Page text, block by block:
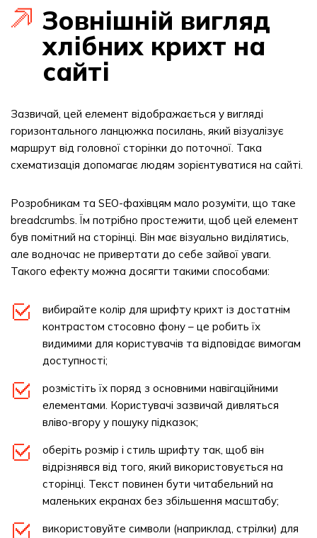
Зовнішній вигляд
хлібних крихт на
сайті
Зазвичай, цей елемент відображається у вигляді
горизонтального ланцюжка посилань, який візуалізує
маршрут від головної сторінки до поточної. Така
схематизація допомагає людям зорієнтуватися на сайті.
Розробникам та SEO-фахівцям мало розуміти, що таке
breadcrumbs. Їм потрібно простежити, щоб цей елемент
був помітний на сторінці. Він має візуально виділятись,
але водночас не привертати до себе зайвої уваги.
Такого ефекту можна досягти такими способами:
вибирайте колір для шрифту крихт із достатнім
контрастом стосовно фону – це робить їх
видимими для користувачів та відповідає вимогам
доступності;
розмістіть їх поряд з основними навігаційними
елементами. Користувачі зазвичай дивляться
вліво-вгору у пошуку підказок;
оберіть розмір і стиль шрифту так, щоб він
відрізнявся від того, який використовується на
сторінці. Текст повинен бути читабельний на
маленьких екранах без збільшення масштабу;
використовуйте символи (наприклад, стрілки) для